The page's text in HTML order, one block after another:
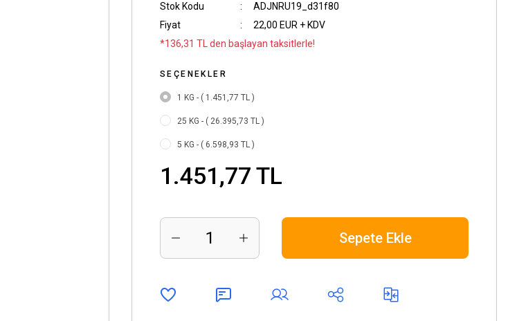
Stok Kodu
ADJNRU19_d31f80
Fiyat
22,00 EUR + KDV
*136,31 TL den başlayan taksitlerle!
SEÇENEKLER
1 KG - ( 1.451,77 TL )
25 KG - ( 26.395,73 TL )
5 KG - ( 6.598,93 TL )
1.451,77 TL
Sepete Ekle